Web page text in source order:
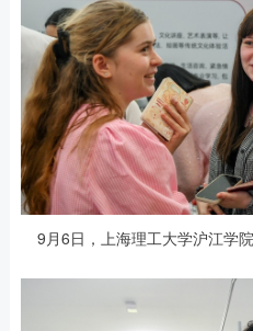
9月6日，上海理工大学沪江学